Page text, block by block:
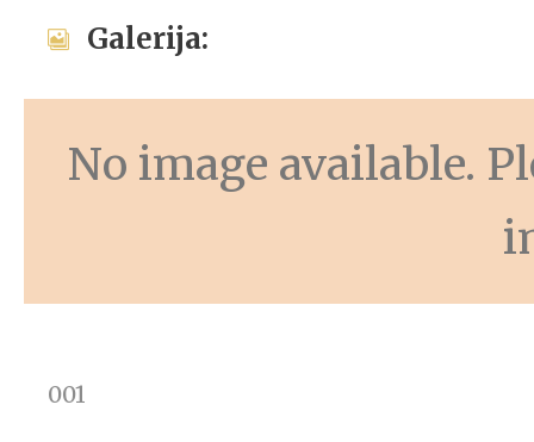
Galerija:
No image available.
001